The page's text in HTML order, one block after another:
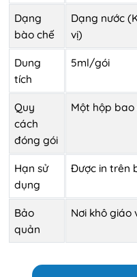
Dạng
bào chế
Dạng nước
vị)
Dung
tích
5ml/gói
Quy
cách
đóng gói
Một hộp bao
Hạn sử
dụng
Được in trên
Bảo
quản
Nơi khô